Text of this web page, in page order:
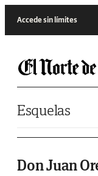
Accede sin límites
Esquelas
Don Juan